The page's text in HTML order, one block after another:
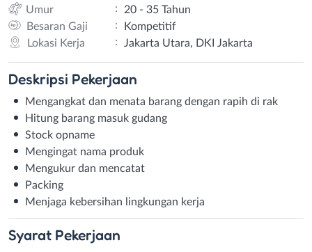
Umur
:
20 - 35 Tahun
Besaran Gaji
:
Kompetitif
Lokasi Kerja
: Jakarta Utara, DKI Jakarta
Deskripsi Pekerjaan
Mengangkat dan menata barang dengan rapih di rak
Hitung barang masuk gudang
Stock opname
Mengingat nama produk
Mengukur dan mencatat
Packing
Menjaga kebersihan lingkungan kerja
Syarat Pekerjaan